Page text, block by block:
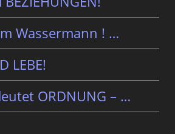
Wassermann ! …
LEBE!
ORDNUNG – …